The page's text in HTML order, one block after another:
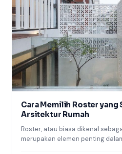
Cara Memilih Roster yang
Arsitektur Rumah
Roster, atau biasa dikenal
merupakan elemen penting